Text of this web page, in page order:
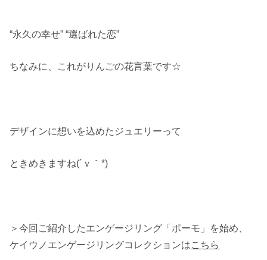
“永久の幸せ” “選ばれた恋”
ちなみに、これがりんごの花言葉です☆
デザインに想いを込めたジュエリーって
ときめきますね(´ｖ｀*)
＞今回ご紹介したエンゲージリング「ポーモ」を始め、
ケイウノエンゲージリングコレクションはこちら